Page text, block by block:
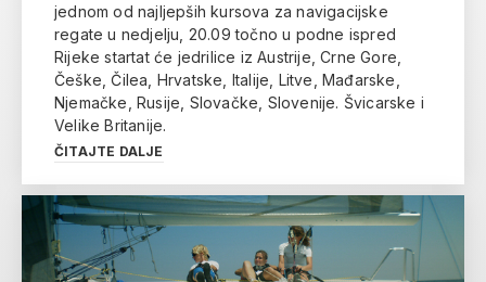
jednom od najljepših kursova za navigacijske
regate u nedjelju, 20.09 točno u podne ispred
Rijeke startat će jedrilice iz Austrije, Crne Gore,
Češke, Čilea, Hrvatske, Italije, Litve, Mađarske,
Njemačke, Rusije, Slovačke, Slovenije. Švicarske i
Velike Britanije.
ČITAJTE DALJE